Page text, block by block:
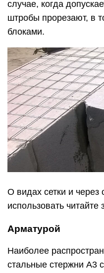
случае, когда
штробы прорезают, в
блоками.
О видах сетки и через
использовать читайте
Арматурой
Наиболее
стальные стержни А3